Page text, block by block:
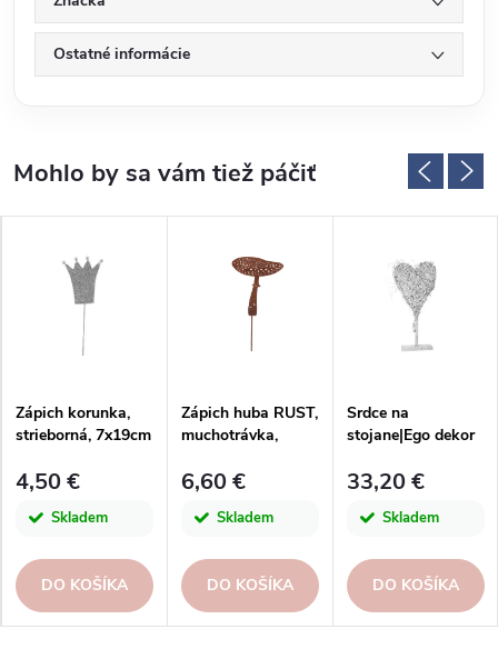
Ostatné informácie
Zápich korunka,
strieborná, 7x19cm
4,50 €
Skladem
DO KOŠÍKA
Zápich huba RUST,
muchotrávka,
6,60 €
Skladem
DO KOŠÍKA
Srdce na
stojane|Ego dekor
33,20 €
Skladem
DO KOŠÍKA